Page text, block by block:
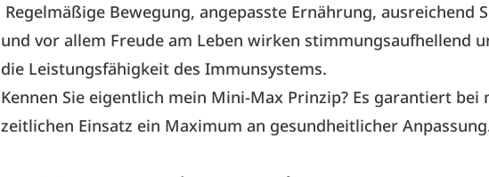
Regelmäßige Bewegung, angepasste Ernährung, ausreichend
und vor allem Freude am Leben wirken stimmungsaufhellend
die Leistungsfähigkeit des Immunsystems.
Kennen Sie eigentlich mein Mini-Max Prinzip? Es garantiert bei
zeitlichen Einsatz ein Maximum an gesundheitlicher